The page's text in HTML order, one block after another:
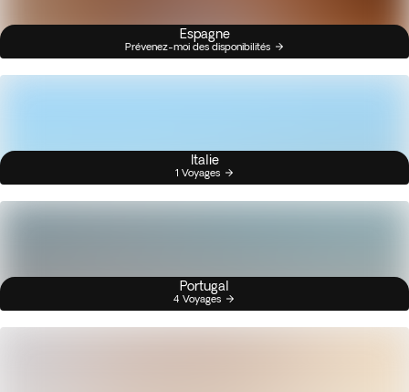
Espagne
Prévenez-moi des disponibilités
Italie
1 Voyages
Portugal
4 Voyages